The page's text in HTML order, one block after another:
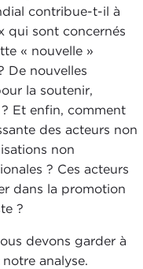
contribue-t-il à
qui sont concernés
« nouvelle »
De nouvelles
la soutenir,
Et enfin, comment
des acteurs non
non
? Ces acteurs
dans la promotion
?
devons garder à
analyse.